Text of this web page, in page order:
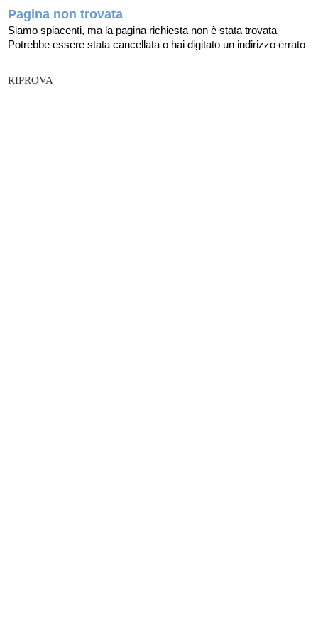
Pagina non trovata
Siamo spiacenti, ma la pagina richiesta non è stata trovata
Potrebbe essere stata cancellata o hai digitato un indirizzo errato
RIPROVA